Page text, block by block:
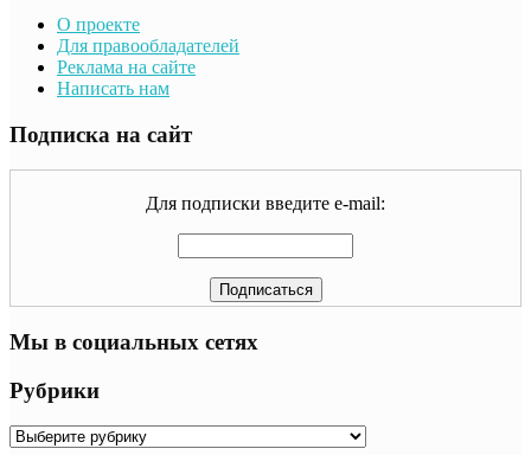
О проекте
Для правообладателей
Реклама на сайте
Написать нам
Подписка на сайт
Для подписки введите e-mail:
Мы в социальных сетях
Рубрики
Рубрики